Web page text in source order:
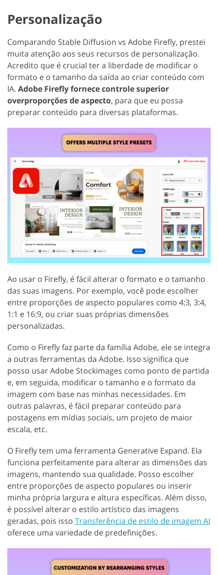
Personalização
Comparando Stable Diffusion vs Adobe Firefly, prestei
muita atenção aos seus recursos de personalização.
Acredito que é crucial ter a liberdade de modificar o
formato e o tamanho da saída ao criar conteúdo com
IA. Adobe Firefly fornece controle superior
overproporções de aspecto, para que eu possa
preparar conteúdo para diversas plataformas.
Ao usar o Firefly, é fácil alterar o formato e o tamanho
das suas imagens. Por exemplo, você pode escolher
entre proporções de aspecto populares como 4:3, 3:4,
1:1 e 16:9, ou criar suas próprias dimensões
personalizadas.
Como o Firefly faz parte da família Adobe, ele se integra
a outras ferramentas da Adobe. Isso significa que
posso usar Adobe Stockimages como ponto de partida
e, em seguida, modificar o tamanho e o formato da
imagem com base nas minhas necessidades. Em
outras palavras, é fácil preparar conteúdo para
postagens em mídias sociais, um projeto de maior
escala, etc.
O Firefly tem uma ferramenta Generative Expand. Ela
funciona perfeitamente para alterar as dimensões das
imagens, mantendo sua qualidade. Posso escolher
entre proporções de aspecto populares ou inserir
minha própria largura e altura específicas. Além disso,
é possível alterar o estilo artístico das imagens
geradas, pois isso Transferência de estilo de imagem AI
oferece uma variedade de predefinições.